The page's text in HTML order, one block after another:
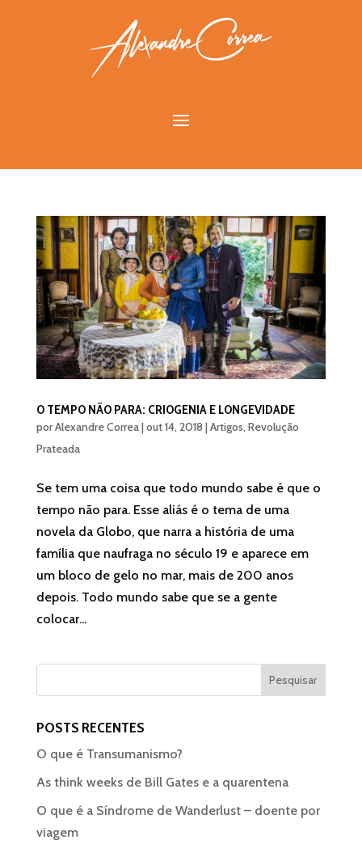
O TEMPO NÃO PARA: CRIOGENIA E LONGEVIDADE
porAlexandre Correa|out 14, 2018 |Artigos,Revolução
Prateada
Se tem uma coisa que todo mundo sabe é que o
tempo não para. Esse aliás é o tema de uma
novela da Globo, que narra a história de uma
família que naufraga no século 19 e aparece em
um bloco de gelo no mar, mais de 200 anos
depois. Todo mundo sabe que se a gente
colocar...
POSTS RECENTES
O que é Transumanismo?
As think weeks de Bill Gates e a quarentena
O que é a Síndrome de Wanderlust – doente por
viagem